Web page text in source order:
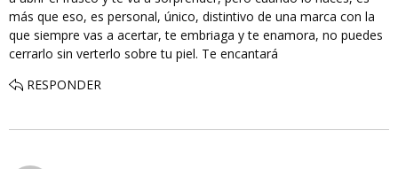
más que eso, es personal, único, distintivo de una marca con la
que siempre vas a acertar, te embriaga y te enamora, no puedes
cerrarlo sin verterlo sobre tu piel. Te encantará
RESPONDER